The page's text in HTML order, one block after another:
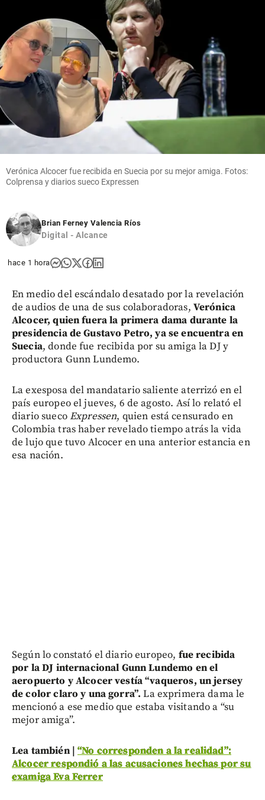
Verónica Alcocer fue recibida en Suecia por su mejor amiga. Fotos:
Colprensa y diarios sueco Expressen
Brian Ferney Valencia Ríos
Digital - Alcance
hace 1 hora
En medio del escándalo desatado por la revelación
de audios de una de sus colaboradoras, Verónica
Alcocer, quien fuera la primera dama durante la
presidencia de Gustavo Petro, ya se encuentra en
Suecia, donde fue recibida por su amiga la DJ y
productora Gunn Lundemo.
La exesposa del mandatario saliente aterrizó en el
país europeo el jueves, 6 de agosto. Así lo relató el
diario suecoExpressen, quien está censurado en
Colombia tras haber revelado tiempo atrás la vida
de lujo que tuvo Alcocer en una anterior estancia en
esa nación.
Según lo constató el diario europeo, fue recibida
por la DJ internacional Gunn Lundemo en el
aeropuerto y Alcocer vestía “vaqueros, un jersey
de color claro y una gorra”. La exprimera dama le
mencionó a ese medio que estaba visitando a “su
mejor amiga”.
Lea también |“No corresponden a la realidad”:
Alcocer respondió a las acusaciones hechas por su
examiga Eva Ferrer